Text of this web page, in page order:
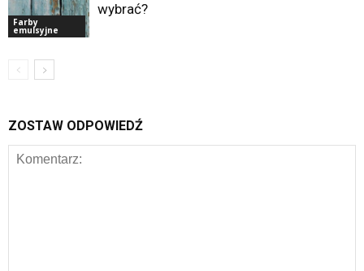
Farby
emulsyjne
wybrać?
ZOSTAW ODPOWIEDŹ